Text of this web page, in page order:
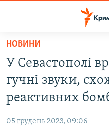
Перейти
основного
матеріалу
Перейти
до
основної
навігації
ВІДЕО ТА ФОТО
БЛОГИ
НОВИНИ
У Севастополі
гучні звуки,
реактивних
05 грудень 2023, 09:06